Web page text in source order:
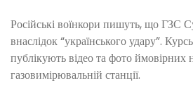
Російські воїнкори пишуть, що ГЗС
внаслідок “українського удару”.
публікують відео та фото ймовірних
газовимірювальній станції.